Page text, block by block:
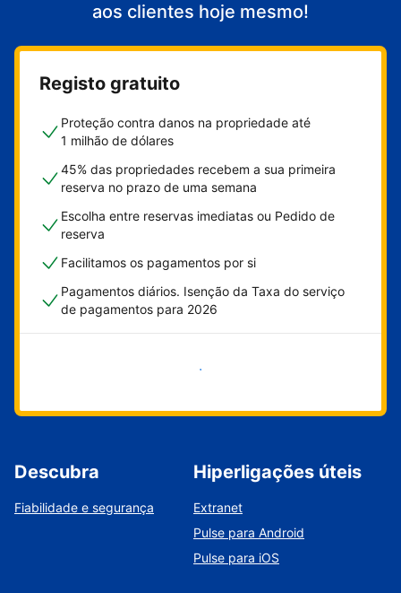
aos clientes hoje mesmo!
Registo gratuito
Proteção contra danos na propriedade até
1 milhão de dólares
45% das propriedades recebem a sua primeira
reserva no prazo de uma semana
Escolha entre reservas imediatas ou Pedido de
reserva
Facilitamos os pagamentos por si
Pagamentos diários. Isenção da Taxa do serviço
de pagamentos para 2026
Comece já
Descubra
Fiabilidade e segurança
Hiperligações úteis
Extranet
Pulse para Android
Pulse para iOS